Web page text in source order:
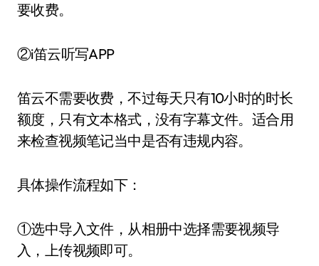
要收费。
②i笛云听写APP
笛云不需要收费，不过每天只有10小时的时长
额度，只有文本格式，没有字幕文件。适合用
来检查视频笔记当中是否有违规内容。
具体操作流程如下：
①选中导入文件，从相册中选择需要视频导
入，上传视频即可。